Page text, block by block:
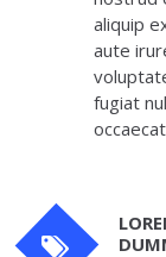
aliquip
aute
fugiat
occaecat